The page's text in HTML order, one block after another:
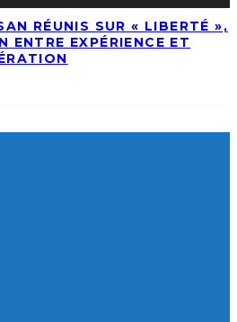
RÉUNIS SUR « LIBERTÉ »,
ENTRE EXPÉRIENCE ET